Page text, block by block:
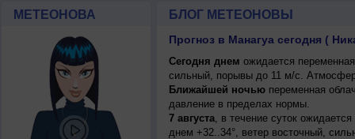
МЕТЕОНОВА БЛОГ МЕТЕОНОВЫ
Прогноз в Манагуа сегодня (
Сегодня днем ожидается
сильный, порывы до 11 м/с.
Ближайшей ночьюпеременная
давление в пределах нормы.
7 августа, в течение суток
днем +32..34°, ветер восточный,